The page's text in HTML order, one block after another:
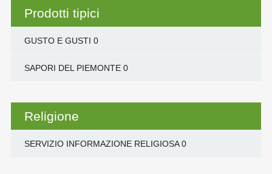
Prodotti tipici
GUSTO E GUSTI 0
SAPORI DEL PIEMONTE0
Religione
SERVIZIO INFORMAZIONE RELIGIOSA0